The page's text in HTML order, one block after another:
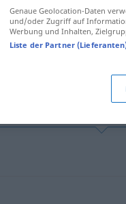
antippen)
Genaue Geolocation-Daten
und/oder Zugriff auf
Werbung und Inhalten,
Liste der Partner